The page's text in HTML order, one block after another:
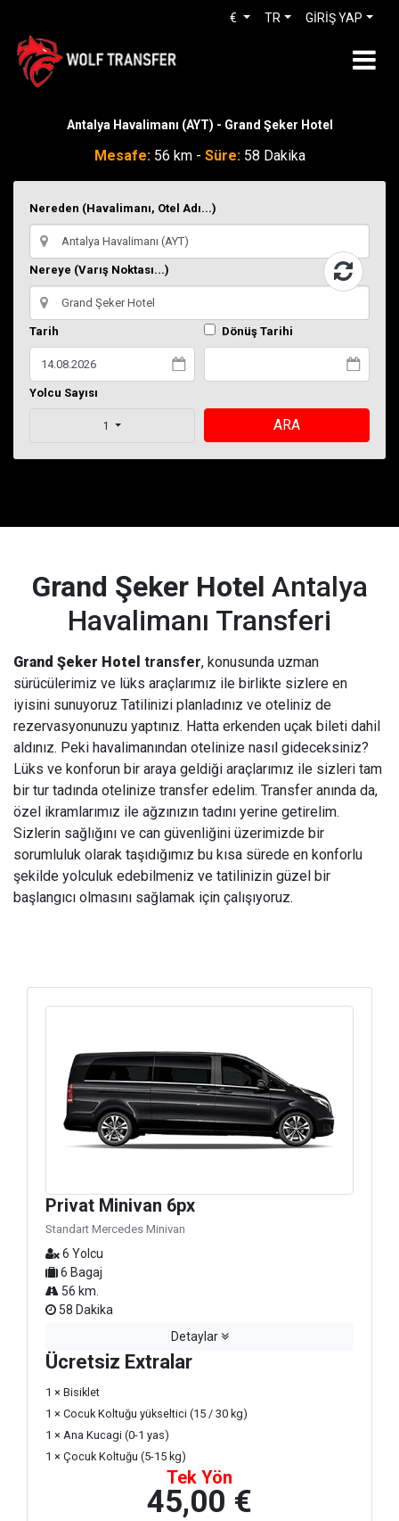
GİRİŞ YAP
TR
€
Antalya Havalimanı (AYT) - Grand Şeker Hotel
Mesafe:56 km - Süre:58 Dakika
Nereden (Havalimanı, Otel Adı...)
Nereye (Varış Noktası...)
Tarih Dönüş Tarihi
Yolcu Sayısı
1 ARA
Grand Şeker Hotel Antalya
Havalimanı Transferi
Grand Şeker Hotel transfer, konusunda uzman
sürücülerimiz ve lüks araçlarımız ile birlikte sizlere en
iyisini sunuyoruz Tatilinizi planladınız ve oteliniz de
rezervasyonunuzu yaptınız. Hatta erkenden uçak bileti dahil
aldınız. Peki havalimanından otelinize nasıl gideceksiniz?
Lüks ve konforun bir araya geldiği araçlarımız ile sizleri tam
bir tur tadında otelinize transfer edelim. Transfer anında da,
özel ikramlarımız ile ağzınızın tadını yerine getirelim.
Sizlerin sağlığını ve can güvenliğini üzerimizde bir
sorumluluk olarak taşıdığımız bu kısa sürede en konforlu
şekilde yolculuk edebilmeniz ve tatilinizin güzel bir
başlangıcı olmasını sağlamak için çalışıyoruz.
Privat Minivan 6px
Standart Mercedes Minivan
6 Yolcu
6 Bagaj
56 km.
58 Dakika
Detaylar
Ücretsiz Extralar
1 × Bisiklet
1 × Cocuk Koltuğu yükseltici (15 / 30 kg)
1 × Ana Kucagi (0-1 yas)
1 × Çocuk Koltuğu (5-15 kg)
Tek Yön
45,00 €